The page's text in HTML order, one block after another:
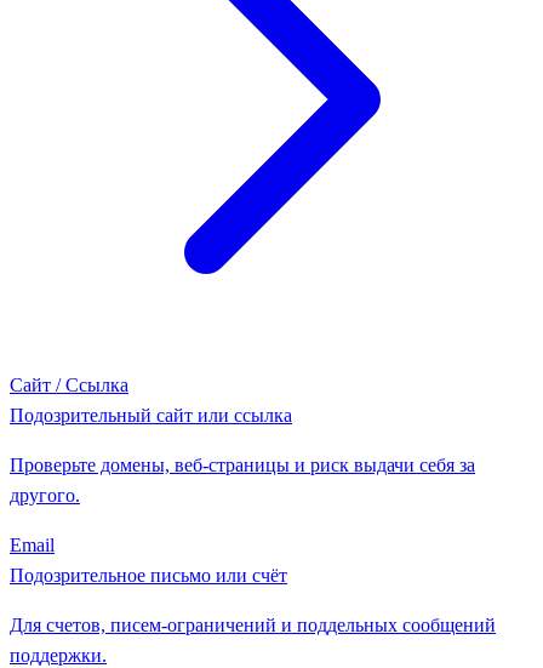
Сайт / Ссылка
Подозрительный сайт или ссылка
Проверьте домены, веб-страницы и риск выдачи себя за
другого.
Email
Подозрительное письмо или счёт
Для счетов, писем-ограничений и поддельных сообщений
поддержки.